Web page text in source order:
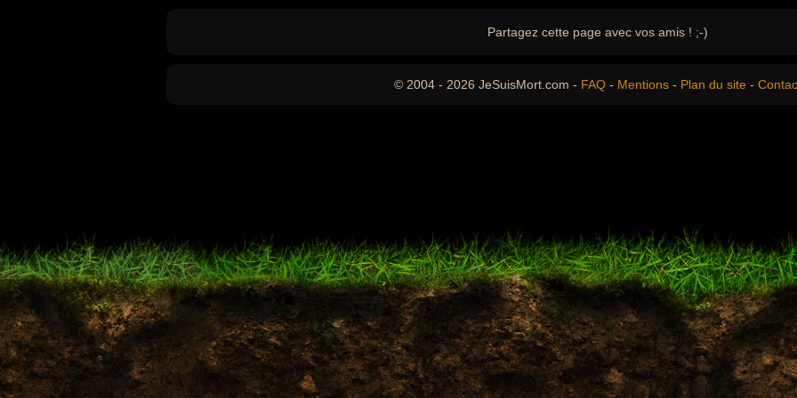
Partagez cette page avec vos amis ! ;-)
© 2004 - 2026 JeSuisMort.com - FAQ - Mentions - Plan du site -